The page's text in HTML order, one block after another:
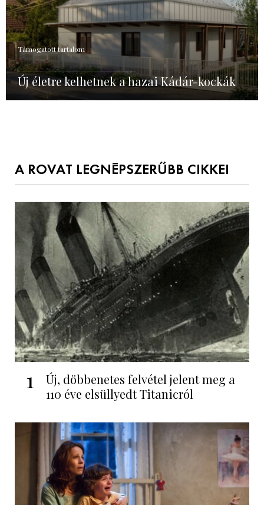
Támogatott tartalom
Új életre kelhetnek a hazai Kádár-kockák
A ROVAT LEGNÉPSZERŰBB CIKKEI
1
Új, döbbenetes felvétel jelent meg a
110 éve elsüllyedt Titanicról